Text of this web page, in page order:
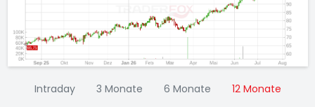
Intraday 3 Monate 6 Monate
12 Monate